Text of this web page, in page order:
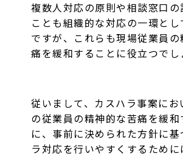
複数人対応の原則や相談窓口の
ことも組織的な対応の一環とし
ですが、これらも現場従業員の
痛を緩和することに役立つでし
従いまして、カスハラ事案にお
の従業員の精神的な苦痛を緩和
に、事前に決められた方針に基
ラ対応を行いやすくするために